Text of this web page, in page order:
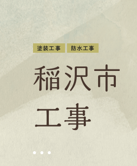
塗装工事 防水工事
稲沢市
工事